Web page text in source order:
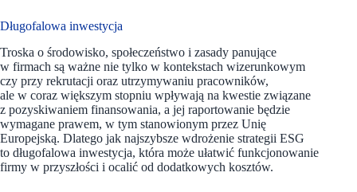
Długofalowa inwestycja
Troska o środowisko, społeczeństwo i zasady panujące
w firmach są ważne nie tylko w kontekstach wizerunkowym
czy przy rekrutacji oraz utrzymywaniu pracowników,
ale w coraz większym stopniu wpływają na kwestie związane
z pozyskiwaniem finansowania, a jej raportowanie będzie
wymagane prawem, w tym stanowionym przez Unię
Europejską. Dlatego jak najszybsze wdrożenie strategii ESG
to długofalowa inwestycja, która może ułatwić funkcjonowanie
firmy w przyszłości i ocalić od dodatkowych kosztów.